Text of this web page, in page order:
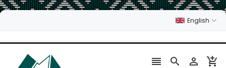
English
   